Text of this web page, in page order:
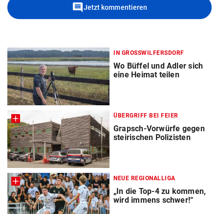
commentJetzt kommentieren
IN GROSSWILFERSDORF
Wo Büffel und Adler sich
eine Heimat teilen
ÜBERGRIFF BEI FEIER
Grapsch-Vorwürfe gegen
steirischen Polizisten
NEUE REGIONALLIGA
„In die Top-4 zu kommen,
wird immens schwer!“